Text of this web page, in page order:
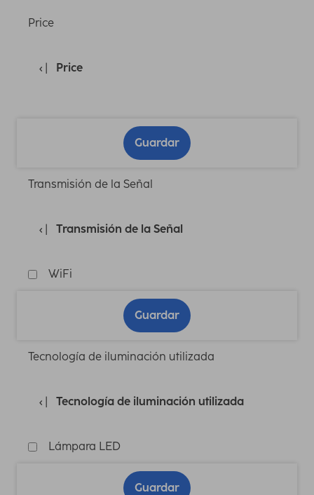
Price
Price
Guardar
Transmisión de la Señal
Transmisión de la Señal
WiFi
Guardar
Tecnología de iluminación utilizada
Tecnología de iluminación utilizada
Lámpara LED
Guardar